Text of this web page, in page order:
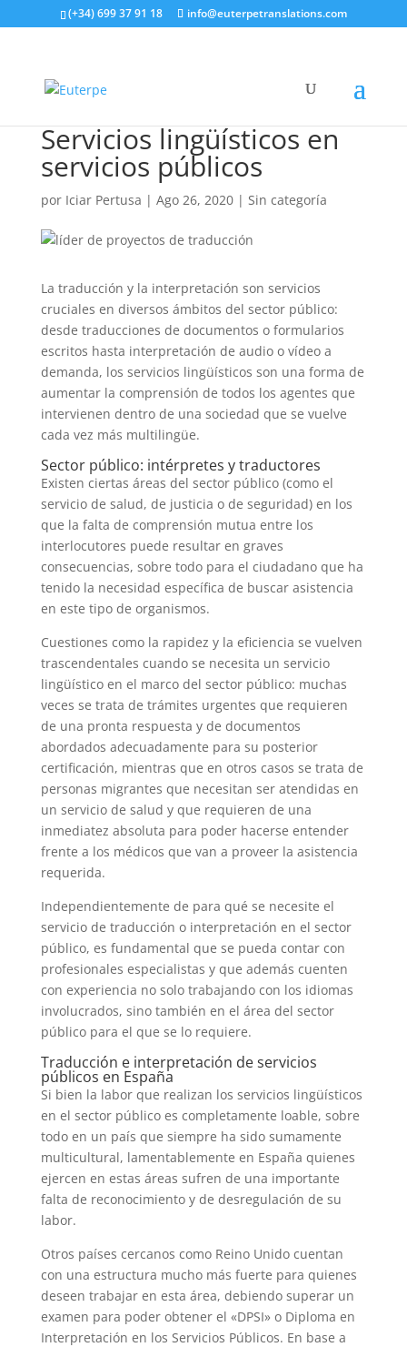
(+34) 699 37 91 18 info@euterpetranslations.com
Servicios lingüísticos en
servicios públicos
por Iciar Pertusa | Ago 26, 2020| Sin categoría
La traducción y la interpretación son servicios
cruciales en diversos ámbitos del sector público:
desde traducciones de documentos o formularios
escritos hasta interpretación de audio o vídeo a
demanda, los servicios lingüísticos son una forma de
aumentar la comprensión de todos los agentes que
intervienen dentro de una sociedad que se vuelve
cada vez más multilingüe.
Sector público: intérpretes y traductores
Existen ciertas áreas del sector público (como el
servicio de salud, de justicia o de seguridad) en los
que la falta de comprensión mutua entre los
interlocutores puede resultar en graves
consecuencias, sobre todo para el ciudadano que ha
tenido la necesidad específica de buscar asistencia
en este tipo de organismos.
Cuestiones como la rapidez y la eficiencia se vuelven
trascendentales cuando se necesita un servicio
lingüístico en el marco del sector público: muchas
veces se trata de trámites urgentes que requieren
de una pronta respuesta y de documentos
abordados adecuadamente para su posterior
certificación, mientras que en otros casos se trata de
personas migrantes que necesitan ser atendidas en
un servicio de salud y que requieren de una
inmediatez absoluta para poder hacerse entender
frente a los médicos que van a proveer la asistencia
requerida.
Independientemente de para qué se necesite el
servicio de traducción o interpretación en el sector
público, es fundamental que se pueda contar con
profesionales especialistas y que además cuenten
con experiencia no solo trabajando con los idiomas
involucrados, sino también en el área del sector
público para el que se lo requiere.
Traducción e interpretación de servicios
públicos en España
Si bien la labor que realizan los servicios lingüísticos
en el sector público es completamente loable, sobre
todo en un país que siempre ha sido sumamente
multicultural, lamentablemente en España quienes
ejercen en estas áreas sufren de una importante
falta de reconocimiento y de desregulación de su
labor.
Otros países cercanos como Reino Unido cuentan
con una estructura mucho más fuerte para quienes
deseen trabajar en esta área, debiendo superar un
examen para poder obtener el «DPSI» o Diploma en
Interpretación en los Servicios Públicos. En base a